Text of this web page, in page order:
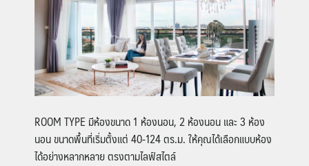
ROOM TYPE มีห้องขนาด 1 ห้องนอน, 2 ห้องนอน และ 3 ห้อง
นอน ขนาดพื้นที่เริ่มตั้งแต่ 40-124 ตร.ม. ให้คุณได้เลือกแบบห้อง
ได้อย่างหลากหลาย ตรงตามไลฟ์สไตล์